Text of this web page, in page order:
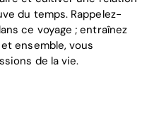
du temps. Rappelez-
ce voyage ; entraînez
ensemble, vous
de la vie.